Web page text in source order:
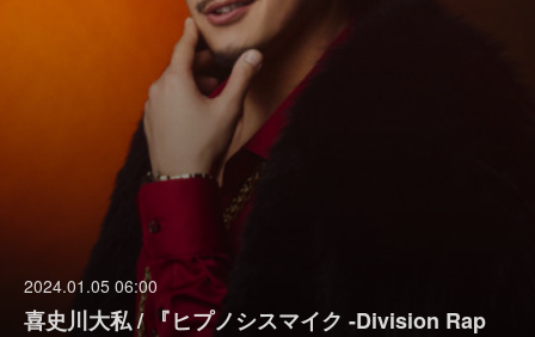
2024.01.05 06:00
喜史川大私 / 『ヒプノシスマイク -Division Rap